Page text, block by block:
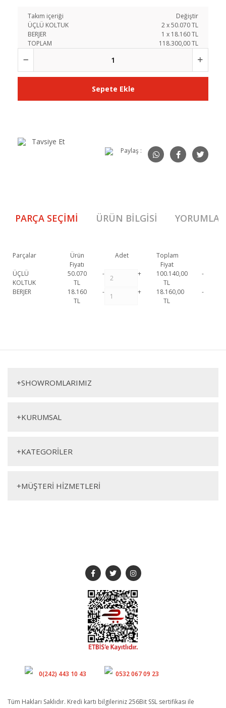
Takım içeriği
Değiştir
ÜÇLÜ KOLTUK
2x50.070TL
BERJER
1 x 18.160TL
TOPLAM
118.300,00 TL
Sepete Ekle
Tavsiye Et
Paylaş :
PARÇA SEÇIMI ÜRÜN BILGISI YORUMLAR
Parçalar
Ürün
Fiyatı
Adet
Toplam
Fiyat
ÜÇLÜ
KOLTUK
50.070
TL
- +
100.140,00
TL
-
BERJER
18.160
TL
- +
18.160,00
TL
-
Soleyn Koltuk Takımı 1
245cm
80cm
110cm
+SHOWROMLARIMIZ
+KURUMSAL
+KATEGORİLER
+MÜŞTERİ HİZMETLERİ
0(242) 443 10 43
0532 067 09 23
Tüm Hakları Saklıdır. Kredi kartı bilgileriniz 256Bit SSL sertifikası ile